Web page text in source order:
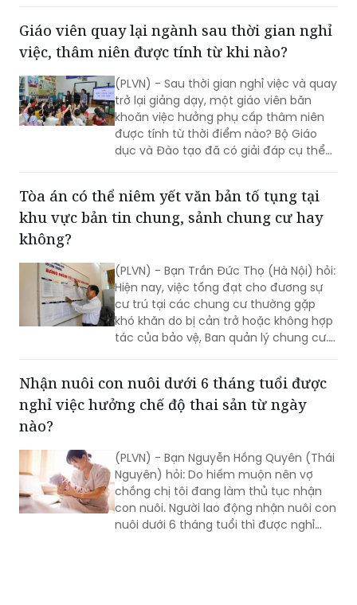
(PLVN) - Sau thời gian nghỉ việc và quay
trở lại giảng dạy, một giáo viên băn
khoăn việc hưởng phụ cấp thâm niên
được tính từ thời điểm nào? Bộ Giáo
dục và Đào tạo đã có giải đáp cụ thể
về vấn đề này.
Tòa án có thể niêm yết văn bản tố tụng tại
không?
(PLVN) - Bạn Trần Đức Thọ (Hà Nội) hỏi:
cư trú tại các chung cư thường gặp
khó khăn do bị cản trở hoặc không hợp
tác của bảo vệ, Ban quản lý chung cư.
Vậy, Tòa án có thể niêm yết tại khu vực
bản tin chung, sảnh chung cư hay
không?
Nhận nuôi con nuôi dưới 6 tháng tuổi được
nào?
(PLVN) - Bạn Nguyễn Hồng Quyên (Thái
chồng chị tôi đang làm thủ tục nhận
con nuôi. Người lao động nhận nuôi con
nuôi dưới 6 tháng tuổi thì được nghỉ
việc hưởng chế độ thai sản từ ngày
nào? Trợ cấp 1 lần khi nhận nuôi con
nuôi dưới 6 tháng tuổi là bao nhiêu?